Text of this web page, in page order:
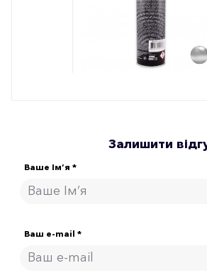
Залишити
Ваше Ім’я *
Ваш e-mail *